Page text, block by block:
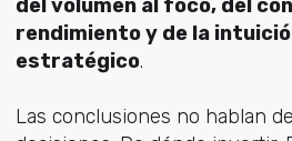
del volumen al foco, del
rendimiento y de la
estratégico.
Las conclusiones no hablan